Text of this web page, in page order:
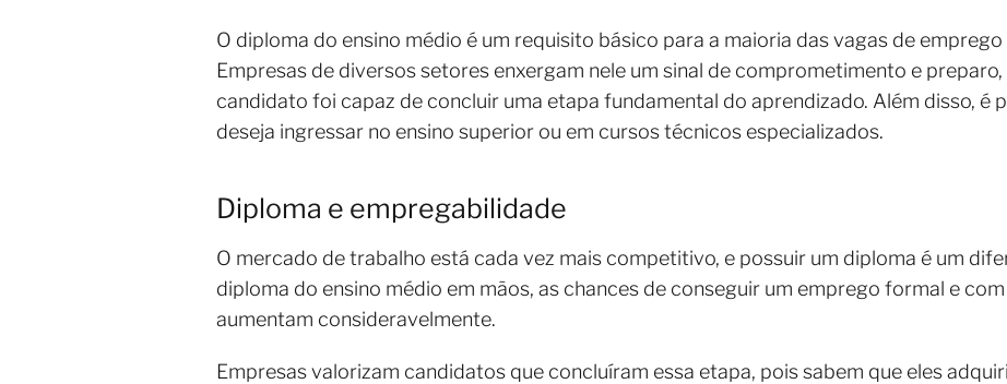
O diploma do ensino médio é um requisito básico para a maioria das vagas de
Empresas de diversos setores enxergam nele um sinal de comprometimento e
candidato foi capaz de concluir uma etapa fundamental do aprendizado. Além disso, é
deseja ingressar no ensino superior ou em cursos técnicos especializados.
Diploma e empregabilidade
O mercado de trabalho está cada vez mais competitivo, e possuir um diploma é um
diploma do ensino médio em mãos, as chances de conseguir um emprego formal e
aumentam consideravelmente.
Empresas valorizam candidatos que concluíram essa etapa, pois sabem que eles